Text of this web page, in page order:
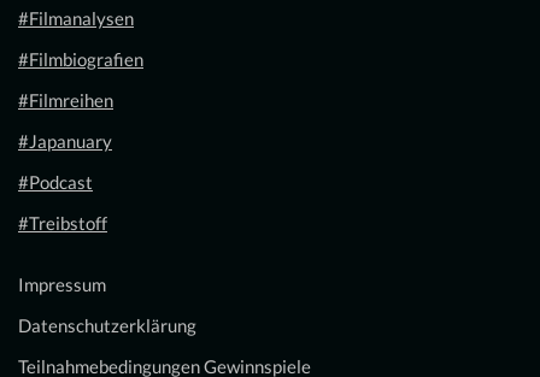
#Filmanalysen
#Filmbiografien
#Filmreihen
#Japanuary
#Podcast
#Treibstoff
Impressum
Datenschutzerklärung
Teilnahmebedingungen Gewinnspiele